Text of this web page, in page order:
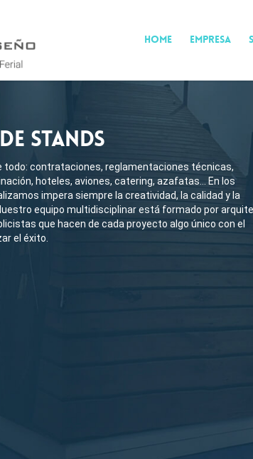
HOME EMPRESA
STANDS
todo: contrataciones, reglamentaciones técnicas,
hoteles, aviones, catering, azafatas… En los
impera siempre la creatividad, la calidad y la
equipo multidisciplinar está formado por
que hacen de cada proyecto algo único con el
el éxito.